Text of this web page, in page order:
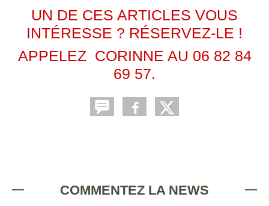
UN DE CES ARTICLES VOUS
INTÉRESSE ? RÉSERVEZ-LE !
APPELEZ CORINNE AU 06 82 84
69 57.
COMMENTEZ LA NEWS